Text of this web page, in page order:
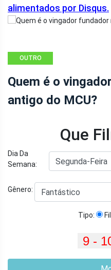
alimentados por Disqus.
OUTRO
Quem é o
antigo do MCU?
Que
Dia Da
Semana:
Gênero:
Tipo: